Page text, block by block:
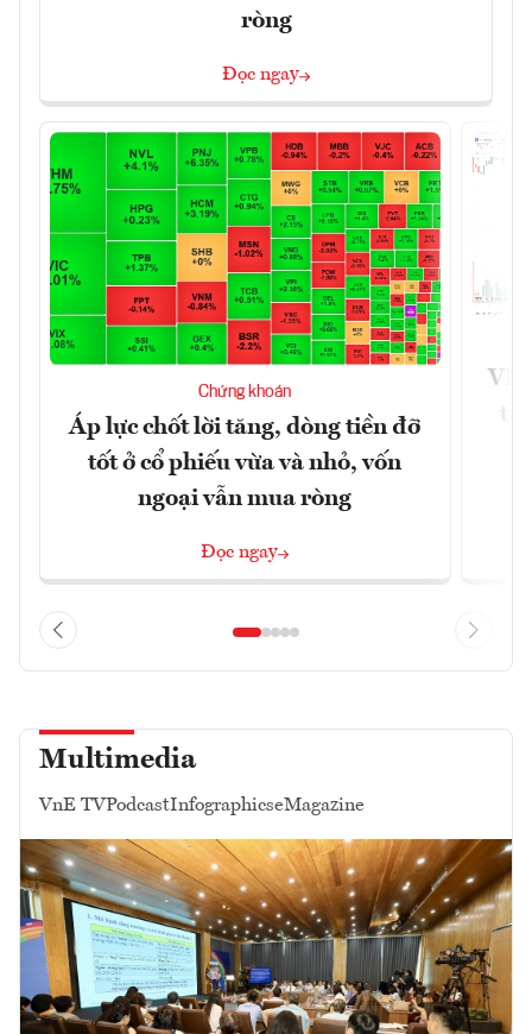
ròng
Đọc ngay
Chứng khoán
Áp lực chốt lời tăng, dòng tiền đỡ
tốt ở cổ phiếu vừa và nhỏ, vốn
ngoại vẫn mua ròng
Đọc ngay
tư
Multimedia
VnE TVPodcastInfographicseMagazine